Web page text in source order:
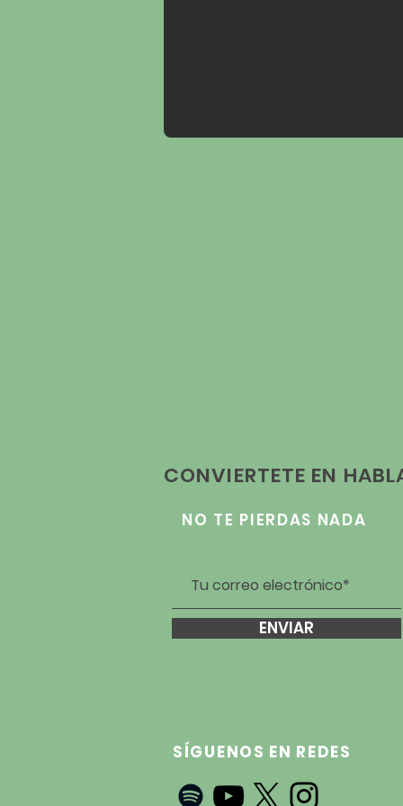
CONVIERTETE EN
NO TE PIERDAS NADA
ENVIAR
SÍGUENOS EN REDES